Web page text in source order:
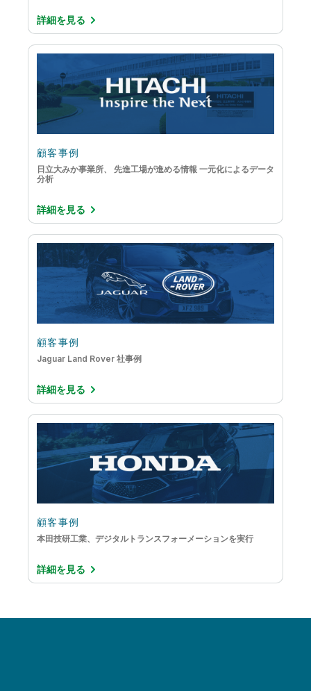
詳細を見る
顧客事例
日立大みか事業所、 先進工場が進める情報 一元化によるデータ
分析
詳細を見る
顧客事例
Jaguar Land Rover 社事例
詳細を見る
顧客事例
本田技研工業、デジタルトランスフォーメーションを実行
詳細を見る